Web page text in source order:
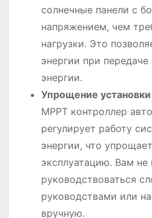
солнечные панели с
напряжением, чем
нагрузки․ Это
энергии при
энергии․
Упрощение установки
MPPT контроллер
регулирует работу
энергии, что
эксплуатацию․ Вам не
руководствоваться
руководствами или
вручную․